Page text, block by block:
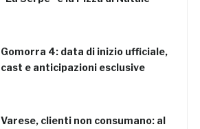
Gomorra 4: data di inizio ufficiale,
cast e anticipazioni esclusive
Varese, clienti non consumano: al